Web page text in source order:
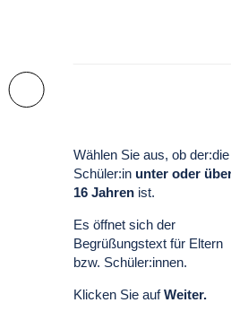
Wählen Sie aus, ob der:die
Schüler:in unter oder
16 Jahrenist.
Es öffnet sich der
Begrüßungstext für Eltern
bzw. Schüler:innen.
Klicken Sie aufWeiter.